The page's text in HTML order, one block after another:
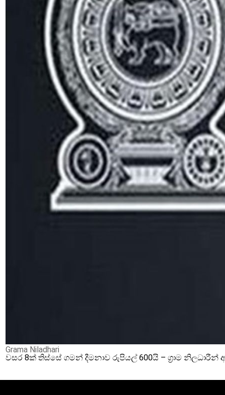
Grama Niladhari
වසර 8ක් තිස්සේ ගමන් දීමනාව රුපියල් 600යි – ග්‍රාම